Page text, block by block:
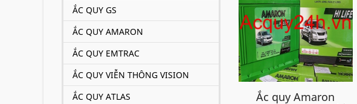
ẮC QUY GS
ẮC QUY AMARON
ẮC QUY EMTRAC
ẮC QUY VIỄN THÔNG VISION
ẮC QUY ATLAS
Ắc quy Amaron